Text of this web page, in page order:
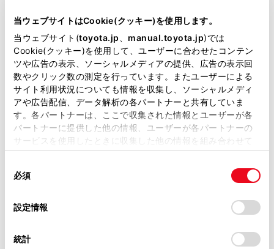
当ウェブサイトはCookie(クッキー)を使用します。
当ウェブサイト(toyota.jp manual.toyota.jp)では
Cookie(クッキー)を使用して、ユーザーに合わせたコンテン
ツや広告の表示、ソーシャルメディアの提供、広告の表示回
数やクリック数の測定を行っています。またユーザーによる
サイト利用状況についても情報を収集し、ソーシャルメディ
アや広告配信、データ解析の各パートナーと共有していま
す。各パートナーは、ここで収集された情報とユーザーが各
パートナーに提供した他の情報、ユーザーが各パートナーの
サービスを使用したときに収集した他の情報を組み合わせて
使用することがあります。当ウェブサイトの使用を続行する
デバイスにすべてのCookie(クッキー)が保存されることに同
意したことになります。Cookie(クッキー)のオプトアウト、
設定の変更、同意を撤回したりするにあたっては、当社の
「Cookie（クッキー）情報の取り扱いについて
」をご覧くだ
必須
設定情報
統計
必須 郵便番号
住所自動入力
必須 都道府県
必須 市区町村名